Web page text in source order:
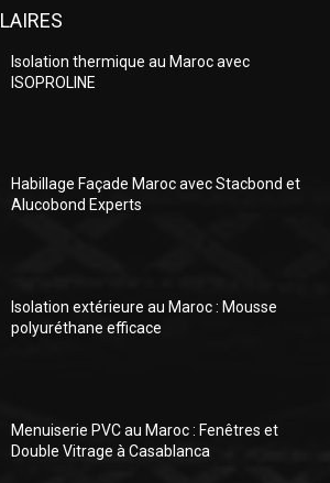
Isolation thermique au Maroc avec
ISOPROLINE
Habillage Façade Maroc avec Stacbond et
Alucobond Experts
Isolation extérieure au Maroc : Mousse
polyuréthane efficace
Menuiserie PVC au Maroc : Fenêtres et
Double Vitrage à Casablanca